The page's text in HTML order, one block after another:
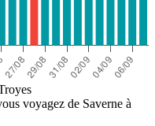
voyagez de Saverne à